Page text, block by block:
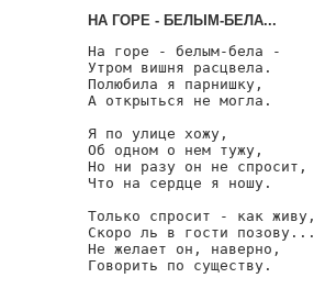
НА ГОРЕ - БЕЛЫМ-БЕЛА...
На горе - белым-бела -
Утром вишня расцвела.
Полюбила я парнишку,
А открыться не могла.
Я по улице хожу,
Об одном о нем тужу,
Но ни разу он не спросит,
Что на сердце я ношу.
Только спросит - как живу,
Скоро ль в гости позову...
Не желает он, наверно,
Говорить по существу.